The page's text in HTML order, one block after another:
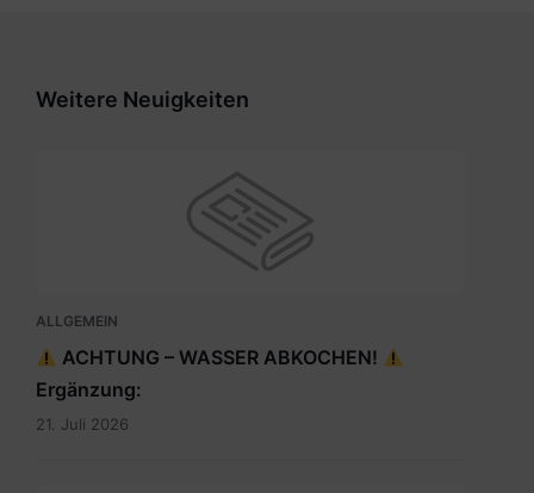
Weitere Neuigkeiten
ALLGEMEIN
ACHTUNG – WASSER ABKOCHEN!
Ergänzung:
21. Juli 2026